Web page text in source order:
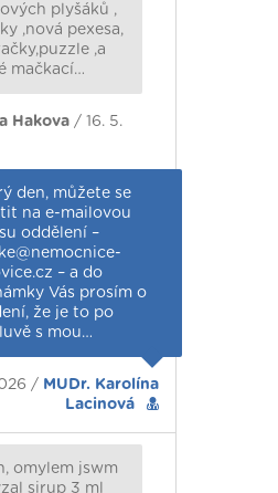
plyšáků ,
,nová pexesa,
,a
mačkací…
Hakova / 16. 5.
den, můžete se
na e-mailovou
oddělení –
– a do
Vás prosím o
že je to po
s mou…
/ MUDr. Karolína
Lacinová
omylem jswm
sirup 3 ml